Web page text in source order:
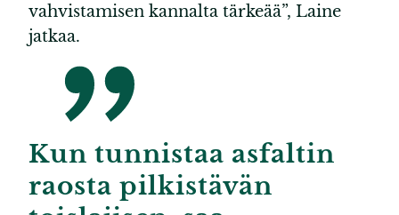
vahvistamisen kannalta tärkeää”, Laine
jatkaa.
Kun tunnistaa asfaltin
raosta pilkistävän